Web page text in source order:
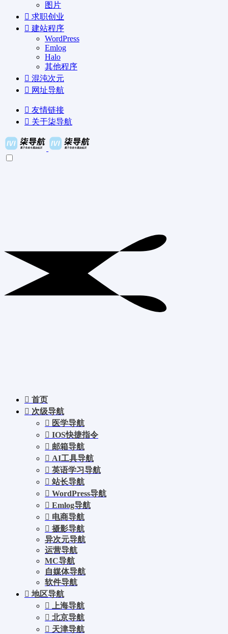
图片
求职创业
建站程序
WordPress
Emlog
Halo
其他程序
混沌次元
网址导航
友情链接
关于柒导航
首页
次级导航
医学导航
IOS快捷指令
邮箱导航
AI工具导航
英语学习导航
站长导航
WordPress导航
Emlog导航
电商导航
摄影导航
异次元导航
运营导航
MC导航
自媒体导航
软件导航
地区导航
上海导航
北京导航
天津导航